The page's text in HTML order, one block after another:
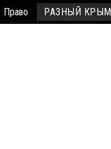
Право РАЗНЫЙ КРЫМ